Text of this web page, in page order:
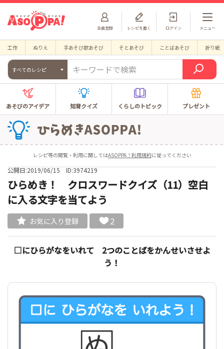
会員登録 ログイン
レシピを書く メニュー
工作 ぬりえ 手あそび歌あそび そとあそび ことばあそび 折り紙
すべてのレシピ
あそびのアイデア 知育クイズ くらしのトピック プレゼント
レシピ等の閲覧・利用に関してはASOPPA！利用規約に従ってください
公開日:2019/06/15 ID:3974219
ひらめき！ クロスワードクイズ（11）空白
に入る文字を当てよう
お気に入り登録 2
□にひらがなをいれて 2つのことばをかんせいさせよ
う！